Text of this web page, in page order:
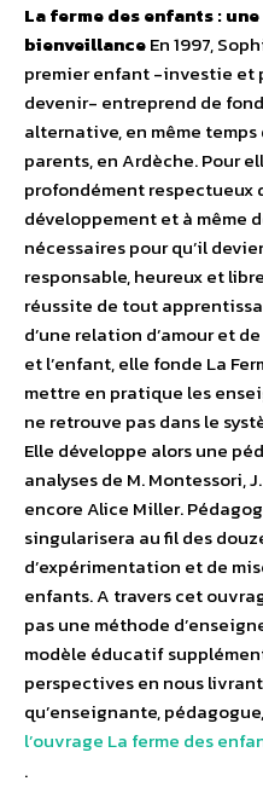
La ferme des enfants :
bienveillanceEn 1997,
premier enfant -investie et
devenir- entreprend de
alternative, en même temps
parents, en Ardèche. Pour
profondément respectueux
développement et à même
nécessaires pour qu’il
responsable, heureux et
réussite de tout
d’une relation d’amour et
et l’enfant, elle fonde La
mettre en pratique les
ne retrouve pas dans le
Elle développe alors une
analyses de M. Montessori,
encore Alice Miller.
singularisera au fil des
d’expérimentation et de
enfants. A travers cet
pas une méthode
modèle éducatif
perspectives en nous
qu’enseignante,
l’ouvrage La ferme des
.